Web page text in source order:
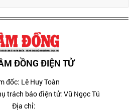
ĐỒNG ĐIỆN TỬ
đốc: Lê Huy Toàn
trách báo điện tử: Vũ Ngọc Tú
Địa chỉ: